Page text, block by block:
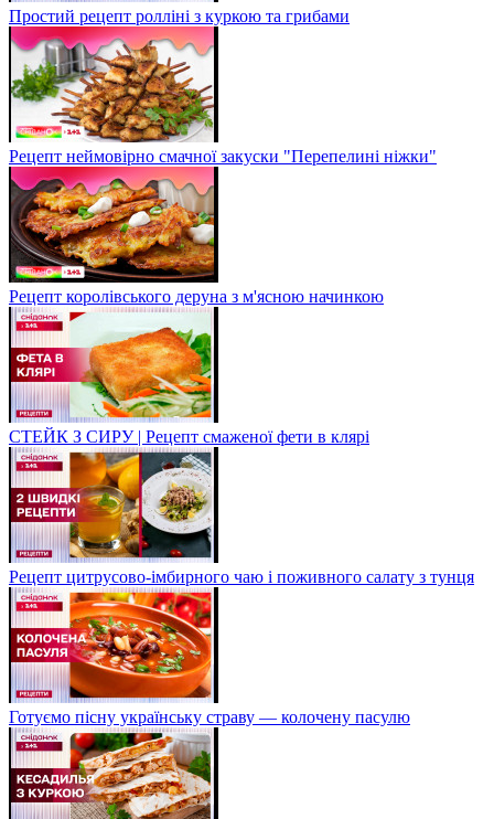
Простий рецепт ролліні з куркою та грибами
Рецепт неймовірно смачної закуски "Перепелині ніжки"
Рецепт королівського деруна з м'ясною начинкою
СТЕЙК З СИРУ | Рецепт смаженої фети в клярі
Рецепт цитрусово-імбирного чаю і поживного салату з тунця
Готуємо пісну українську страву — колочену пасулю